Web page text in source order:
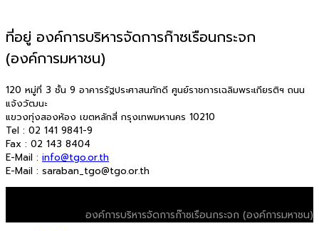
ที่อยู่ องค์การบริหารจัดการก๊าซเรือนกระจก
(องค์การมหาชน)
120 หมู่ที่ 3 ชั้น 9 อาคารรัฐประศาสนภักดี ศูนย์ราชการเฉลิมพระเกียรติฯ ถนน
แจ้งวัฒนะ
แขวงทุ่งสองห้อง เขตหลักสี่ กรุงเทพมหานคร 10210
Tel : 02 141 9841-9
Fax : 02 143 8404
E-Mail : info@tgo.or.th
E-Mail : saraban_tgo@tgo.or.th
องค์การบริหารจัดการก๊าซเรือนกระจก (องค์การมหาชน)